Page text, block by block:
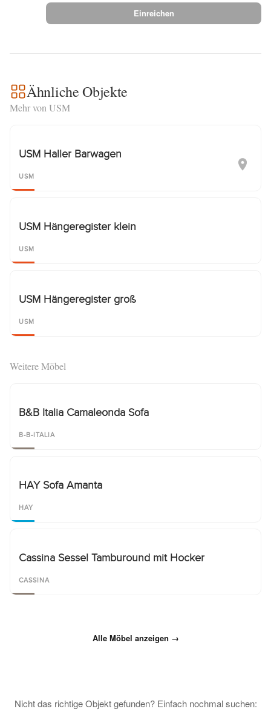
Einreichen
Ähnliche Objekte
Mehr von USM
USM Haller Barwagen
USM
USM Hängeregister klein
USM
USM Hängeregister groß
USM
Weitere Möbel
B&B Italia Camaleonda Sofa
B-B-ITALIA
HAY Sofa Amanta
HAY
Cassina Sessel Tamburound mit Hocker
CASSINA
Alle Möbel anzeigen →
Nicht das richtige Objekt gefunden? Einfach nochmal suchen: